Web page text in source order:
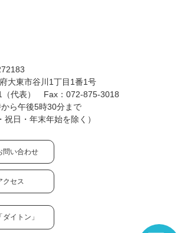
大東市谷川1丁目1番1号
代表）
Fax：072-875-3018
ら午後5時30分まで
祝日・年末年始を除く）
問い合わせ
クセス
「ダイトン」